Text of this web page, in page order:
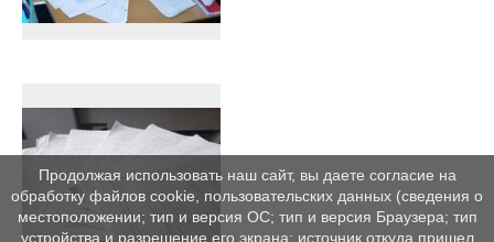
Продолжая использовать наш сайт, вы даете согласие на
обработку файлов cookie, пользовательских данных (сведения о
местоположении; тип и версия ОС; тип и версия Браузера; тип
устройства и разрешение его экрана; источник откуда пришел